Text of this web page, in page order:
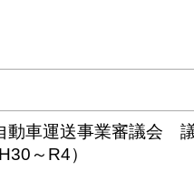
車運送事業審議会
～R4）